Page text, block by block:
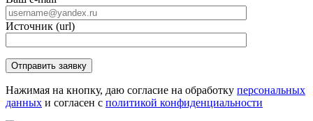
Источник (url)
Нажимая на кнопку, даю согласие на обработку персональных
данных и согласен с политикой конфиденциальности